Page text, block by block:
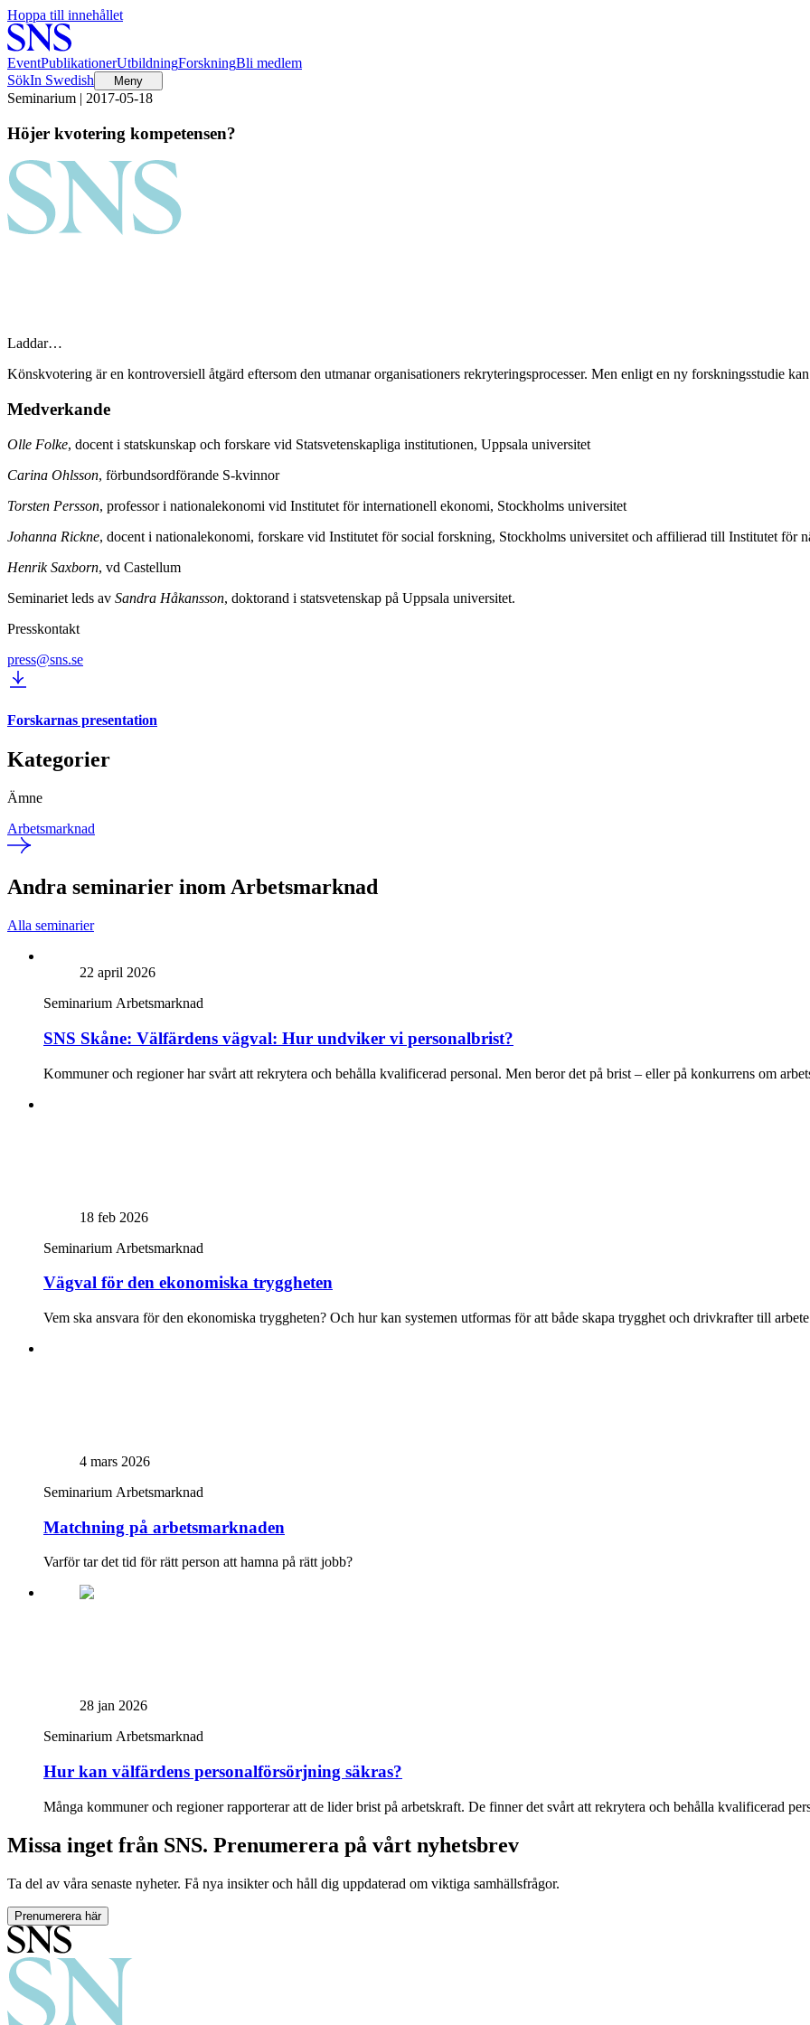
Hoppa till innehållet
EventPublikationerUtbildningForskningBli medlem
SökIn Swedish Meny
Seminarium | 2017-05-18
Höjer kvotering kompetensen?
Laddar…
Könskvotering är en kontroversiell åtgärd eftersom den utmanar organisationers rekryteringsprocesser. Men enligt en ny forskningsstudie
Medverkande
Olle Folke, docent i statskunskap och forskare vid Statsvetenskapliga institutionen, Uppsala universitet
Carina Ohlsson, förbundsordförande S-kvinnor
Torsten Persson, professor i nationalekonomi vid Institutet för internationell ekonomi, Stockholms universitet
Johanna Rickne, docent i nationalekonomi, forskare vid Institutet för social forskning, Stockholms universitet och affilierad till Institutet för
Henrik Saxborn, vd Castellum
Seminariet leds av Sandra Håkansson, doktorand i statsvetenskap på Uppsala universitet.
Presskontakt
press@sns.se
Forskarnas presentation
Kategorier
Ämne
Arbetsmarknad
Andra seminarier inom Arbetsmarknad
Alla seminarier
22 april 2026
Seminarium Arbetsmarknad
SNS Skåne: Välfärdens vägval: Hur undviker vi personalbrist?
Kommuner och regioner har svårt att rekrytera och behålla kvalificerad personal. Men beror det på brist – eller på konkurrens om
18 feb 2026
Seminarium Arbetsmarknad
Vägval för den ekonomiska tryggheten
Vem ska ansvara för den ekonomiska tryggheten? Och hur kan systemen utformas för att både skapa trygghet och drivkrafter till
4 mars 2026
Seminarium Arbetsmarknad
Matchning på arbetsmarknaden
Varför tar det tid för rätt person att hamna på rätt jobb?
28 jan 2026
Seminarium Arbetsmarknad
Hur kan välfärdens personalförsörjning säkras?
Många kommuner och regioner rapporterar att de lider brist på arbetskraft. De finner det svårt att rekrytera och behålla kvalificerad
Missa inget från SNS. Prenumerera på vårt nyhetsbrev
Ta del av våra senaste nyheter. Få nya insikter och håll dig uppdaterad om viktiga samhällsfrågor.
Prenumerera här